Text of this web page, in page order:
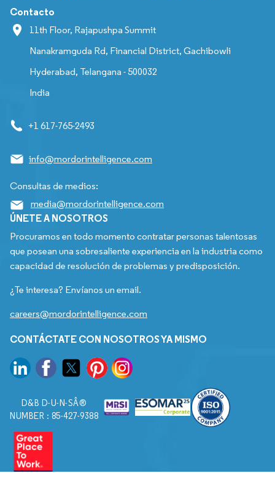
Contacto
11th Floor, Rajapushpa Summit
Nanakramguda Rd, Financial District, Gachibowli
Hyderabad, Telangana - 500032
India
+1 617-765-2493
info@mordorintelligence.com
Consultas de medios:
media@mordorintelligence.com
ÚNETE A NOSOTROS
Procuramos en todo momento contratar personas talentosas
que posean una sobresaliente experiencia en la industria como
capacidad de resolución de problemas y predisposición.
¿Te interesa? Envíanos un email.
careers@mordorintelligence.com
CONTÁCTATE CON NOSOTROS YA MISMO
D&B D-U-N-SÂ®
NUMBER : 85-427-9388